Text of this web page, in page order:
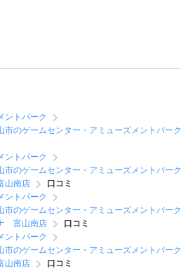
ントパーク
市のゲームセンター・アミューズメントパーク
ントパーク
市のゲームセンター・アミューズメントパーク
山南店
口コミ
ントパーク
市のゲームセンター・アミューズメントパーク
富山南店
口コミ
ントパーク
市のゲームセンター・アミューズメントパーク
山南店 口コミ